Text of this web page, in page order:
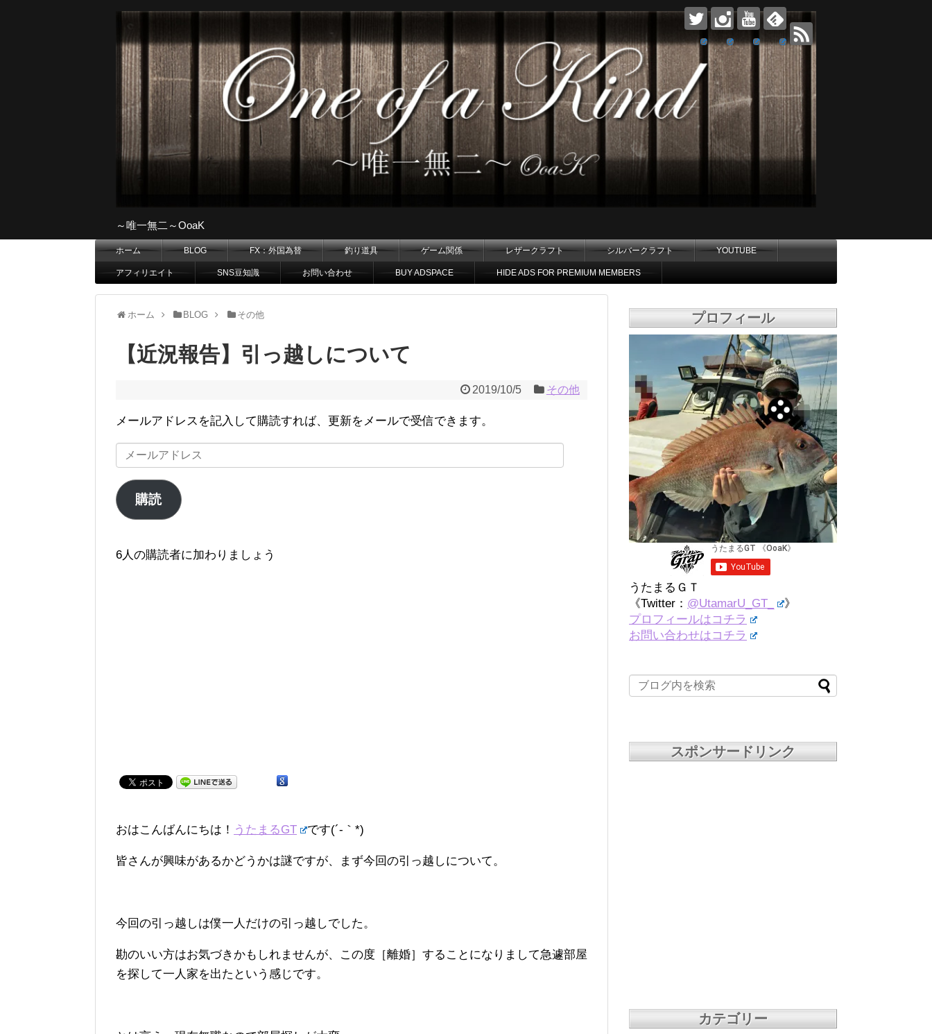
～唯一無二～OoaK
ホーム BLOG FX：外国為替 釣り道具 ゲーム関係 レザークラフト シルバークラフト YOUTUBE
アフィリエイト SNS豆知識 お問い合わせ BUY ADSPACE HIDE ADS FOR PREMIUM MEMBERS
ホーム BLOG その他
【近況報告】引っ越しについて
2019/10/5 その他
メールアドレスを記入して購読すれば、更新をメールで受信できます。
ー
ル
ア
レ
購読
6人の購読者に加わりましょう
おはこんばんにちは！ うたまるGT です(´-｀*)
皆さんが興味があるかどうかは謎ですが、まず今回の引っ越しについて。
今回の引っ越しは僕一人だけの引っ越しでした。
勘のいい方はお気づきかもしれませんが、この度［離婚］することになりまして急遽部屋
を探して一人家を出たという感じです。
プロフィール
うたまるＧＴ
《Twitter： @UtamarU_GT_
》
プロフィールはコチラ
お問い合わせはコチラ
スポンサードリンク
カテゴリー